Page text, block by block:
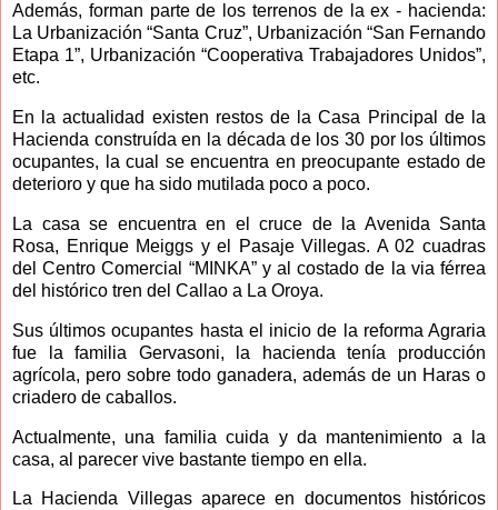
Además, forman parte de los terrenos de la ex - hacienda:
La Urbanización “Santa Cruz”, Urbanización “San Fernando
Etapa 1”, Urbanización “Cooperativa Trabajadores Unidos”,
etc.
En la actualidad existen restos de la Casa Principal de la
Hacienda construída en la década de los 30 por los últimos
ocupantes, la cual se encuentra en preocupante estado de
deterioro y que ha sido mutilada poco a poco.
La casa se encuentra en el cruce de la Avenida Santa
Rosa, Enrique Meiggs y el Pasaje Villegas. A 02 cuadras
del Centro Comercial “MINKA” y al costado de la via férrea
del histórico tren del Callao a La Oroya.
Sus últimos ocupantes hasta el inicio de la reforma Agraria
fue la familia Gervasoni, la hacienda tenía producción
agrícola, pero sobre todo ganadera, además de un Haras o
criadero de caballos.
Actualmente, una familia cuida y da mantenimiento a la
casa, al parecer vive bastante tiempo en ella.
La Hacienda Villegas aparece en documentos históricos